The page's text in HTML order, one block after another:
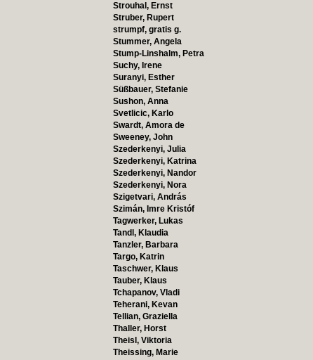
Strouhal, Ernst
Struber, Rupert
strumpf, gratis g.
Stummer, Angela
Stump-Linshalm, Petra
Suchy, Irene
Suranyi, Esther
Süßbauer, Stefanie
Sushon, Anna
Svetlicic, Karlo
Swardt, Amora de
Sweeney, John
Szederkenyi, Julia
Szederkenyi, Katrina
Szederkenyi, Nandor
Szederkenyi, Nora
Szigetvari, András
Szimán, Imre Kristóf
Tagwerker, Lukas
Tandl, Klaudia
Tanzler, Barbara
Targo, Katrin
Taschwer, Klaus
Tauber, Klaus
Tchapanov, Vladi
Teherani, Kevan
Tellian, Graziella
Thaller, Horst
Theisl, Viktoria
Theissing, Marie